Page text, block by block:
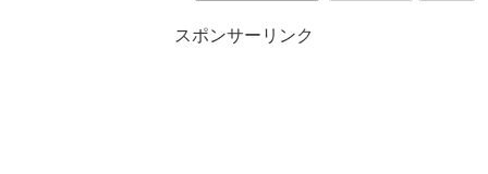
スポンサーリンク